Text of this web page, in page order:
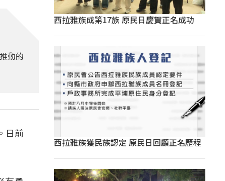
動的
日前
西拉雅族成第17族 原民日慶賀正名成功
西拉雅族獲民族認定 原民日回顧正名歷程